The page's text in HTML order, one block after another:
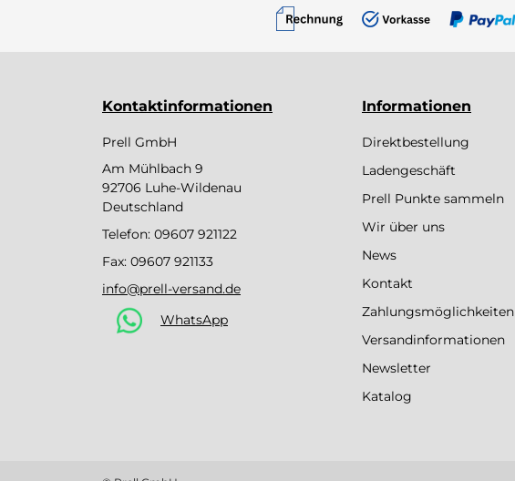
Kontaktinformationen
Prell GmbH
Am Mühlbach 9
92706 Luhe-Wildenau
Deutschland
Telefon: 09607 921122
Fax: 09607 921133
info@prell-versand.de
WhatsApp
Informationen
Direktbestellung
Ladengeschäft
Prell Punkte sammeln
Wir über uns
News
Kontakt
Zahlungsmöglichkeiten
Versandinformationen
Newsletter
Katalog